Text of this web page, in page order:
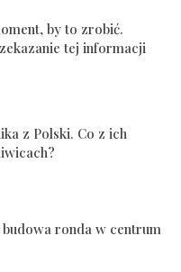
by to zrobić.
tej informacji
z Polski. Co z ich
ronda w centrum